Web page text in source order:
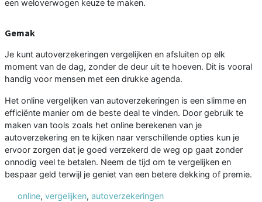
een weloverwogen keuze te maken.
Gemak
Je kunt autoverzekeringen vergelijken en afsluiten op elk
moment van de dag, zonder de deur uit te hoeven. Dit is vooral
handig voor mensen met een drukke agenda.
Het online vergelijken van autoverzekeringen is een slimme en
efficiënte manier om de beste deal te vinden. Door gebruik te
maken van tools zoals het online berekenen van je
autoverzekering en te kijken naar verschillende opties kun je
ervoor zorgen dat je goed verzekerd de weg op gaat zonder
onnodig veel te betalen. Neem de tijd om te vergelijken en
bespaar geld terwijl je geniet van een betere dekking of premie.
online, vergelijken, autoverzekeringen